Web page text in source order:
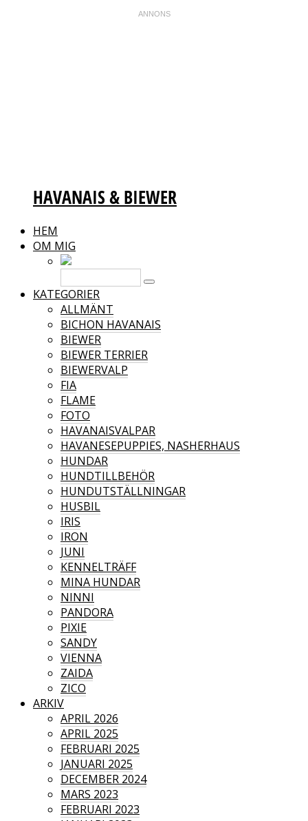
HAVANAIS & BIEWER
HEM
OM MIG
KATEGORIER
ALLMÄNT
BICHON HAVANAIS
BIEWER
BIEWER TERRIER
BIEWERVALP
FIA
FLAME
FOTO
HAVANAISVALPAR
HAVANESEPUPPIES, NASHERHAUS
HUNDAR
HUNDTILLBEHÖR
HUNDUTSTÄLLNINGAR
HUSBIL
IRIS
IRON
JUNI
KENNELTRÄFF
MINA HUNDAR
NINNI
PANDORA
PIXIE
SANDY
VIENNA
ZAIDA
ZICO
ARKIV
APRIL 2026
APRIL 2025
FEBRUARI 2025
JANUARI 2025
DECEMBER 2024
MARS 2023
FEBRUARI 2023